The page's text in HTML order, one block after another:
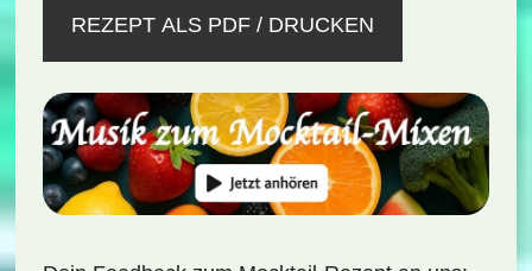
REZEPT ALS PDF / DRUCKEN